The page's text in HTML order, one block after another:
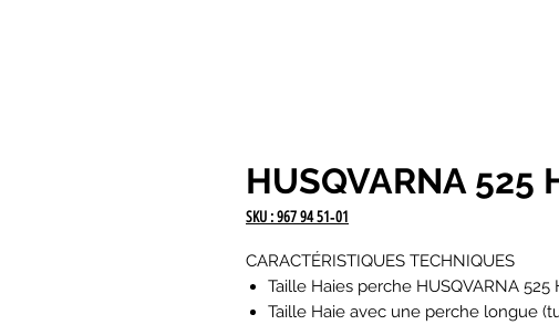
HUSQVARNA 525
SKU : 967 94 51‑01
CARACTÉRISTIQUES TECHNIQUES
Taille Haies perche HUSQVARNA 525
Taille Haie avec une perche longue